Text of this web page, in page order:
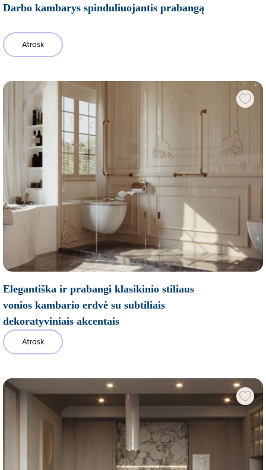
Darbo kambarys spinduliuojantis prabangą
Atrask
Elegantiška ir prabangi klasikinio stiliaus
vonios kambario erdvė su subtiliais
dekoratyviniais akcentais
Atrask